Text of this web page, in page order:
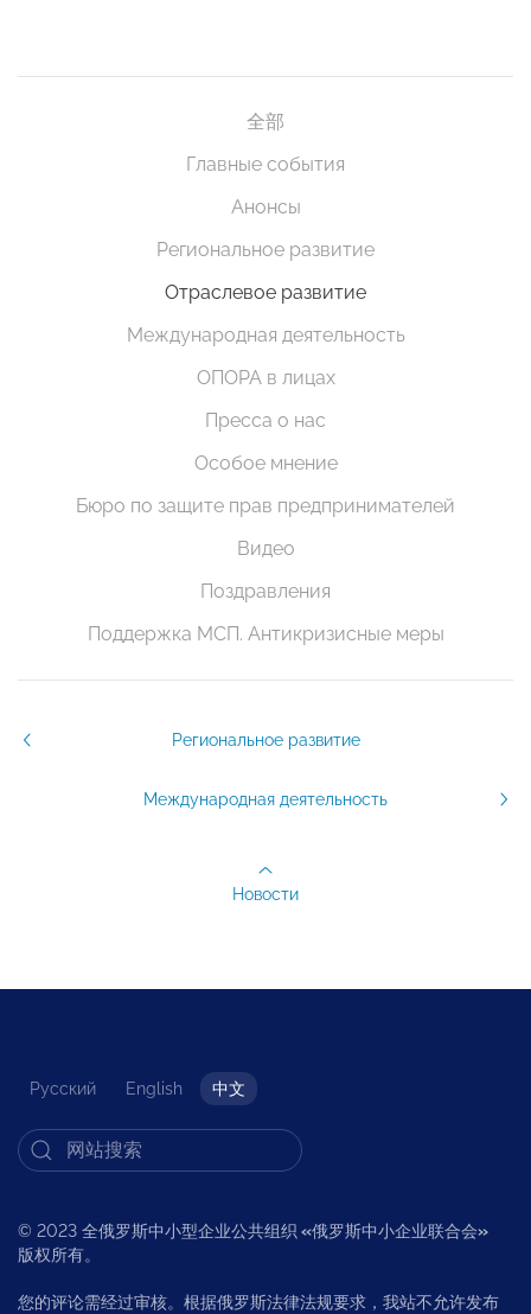
全部
Главные события
Анонсы
Региональное развитие
Отраслевое развитие
Международная деятельность
ОПОРА в лицах
Пресса о нас
Особое мнение
Бюро по защите прав предпринимателей
Видео
Поздравления
Поддержка МСП. Антикризисные меры
Региональное развитие
Международная деятельность
Новости
Русский English 中文
© 2023 全俄罗斯中小型企业公共组织 «俄罗斯中小企业联合会»
版权所有。
您的评论需经过审核。根据俄罗斯法律法规要求，我站不允许发布